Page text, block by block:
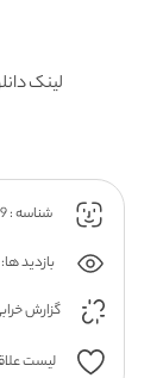
لینک
شناسه : 28269
بازدید ها:
گزارش
لیست